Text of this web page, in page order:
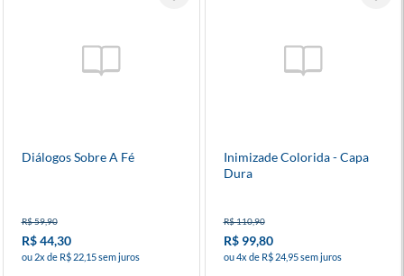
Diálogos Sobre A Fé
R$ 59,90
R$ 44,30
ou 2x de R$ 22,15 sem juros
Inimizade Colorida - Capa
Dura
R$ 110,90
R$ 99,80
ou 4x de R$ 24,95 sem juros